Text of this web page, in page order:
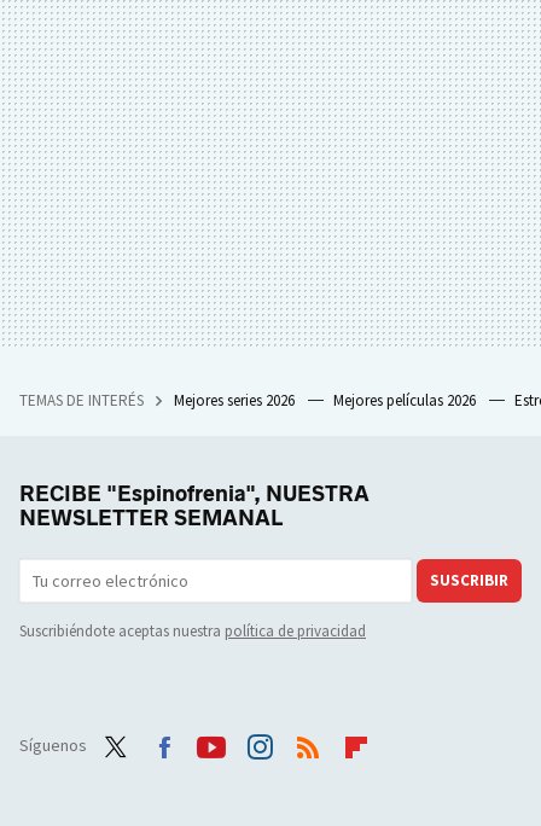
TEMAS DE INTERÉS Mejores series 2026 Mejores películas 2026
RECIBE "Espinofrenia", NUESTRA
NEWSLETTER SEMANAL
SUSCRIBIR
Suscribiéndote aceptas nuestra política de privacidad
Síguenos